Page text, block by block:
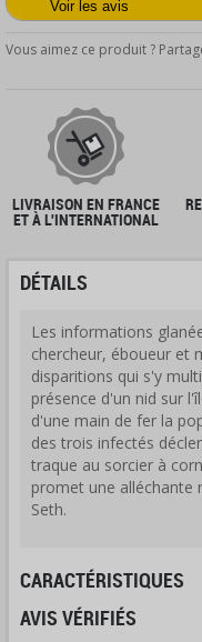
Voir les avis
Vous aimez ce produit ?
LIVRAISON EN FRANCE
ET À L'INTERNATIONAL
DÉTAILS
Les informations
chercheur, éboueur et
disparitions qui s'y
présence d'un nid sur
d'une main de fer la
des trois infectés
traque au sorcier à
promet une alléchante
Seth.
CARACTÉRISTIQUES
AVIS VÉRIFIÉS